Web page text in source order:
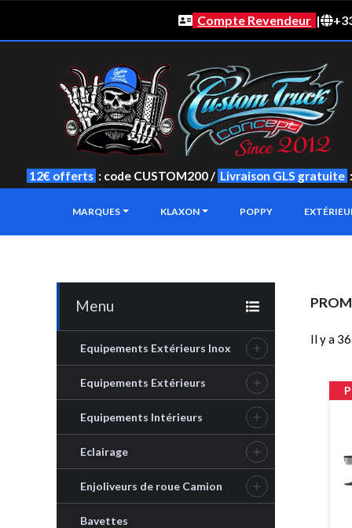
Compte Revendeur |
12€ offerts : code CUSTOM200 / Livraison GLS gratuite
MARQUES KLAXON POPPY
Menu
Equipements Extérieurs Inox 
Equipements Extérieurs 
Equipements Intérieurs 
Eclairage 
Enjoliveurs de roue Camion 
Bavettes
Il y a